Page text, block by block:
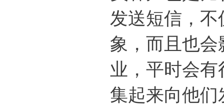
发送短信，
象，而且也
业，平时会
集起来向他